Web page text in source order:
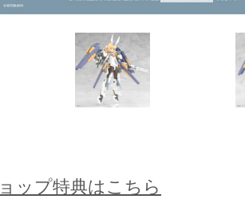
ップ特典はこちら